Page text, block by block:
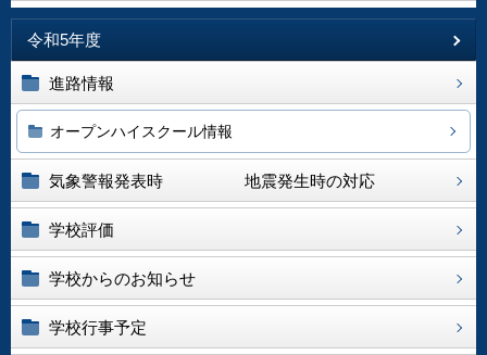
令和5年度
進路情報
オープンハイスクール情報
気象警報発表時 地震発生時の対応
学校評価
学校からのお知らせ
学校行事予定